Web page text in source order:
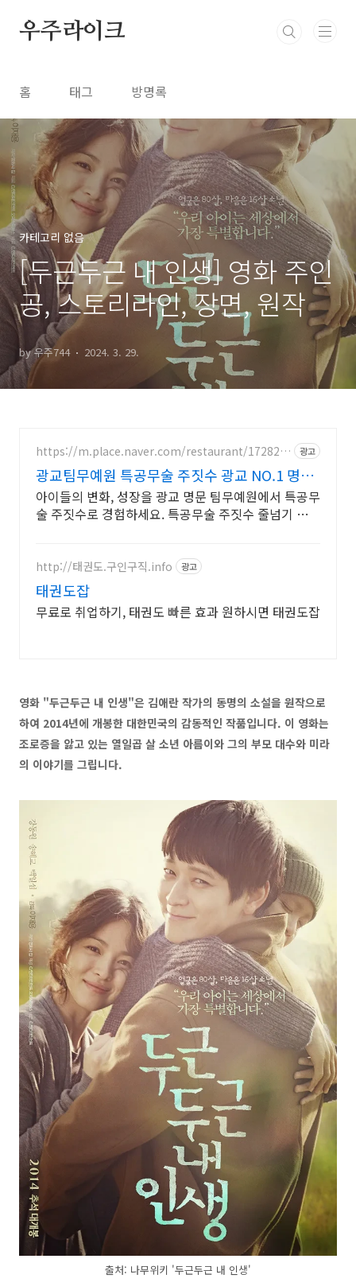
우주라이크
홈 태그 방명록
카테고리 없음
[두근두근 내 인생] 영화 주인
공, 스토리라인, 장면, 원작
by 우주744 2024. 3. 29.
https://m.place.naver.com/restaurant/172825
광고
광교팀무예원 특공무술 주짓수 광교 NO.1 명문
인기도장
아이들의 변화, 성장을 광교 명문 팀무예원에서 특공무
술 주짓수로 경험하세요. 특공무술 주짓수 줄넘기 전문
http://태권도.구인구직.info 광고
태권도잡
무료로 취업하기, 태권도 빠른 효과 원하시면 태권도잡
영화 "두근두근 내 인생"은 김애란 작가의 동명의 소설을 원작으로
하여 2014년에 개봉한 대한민국의 감동적인 작품입니다. 이 영화는
조로증을 앓고 있는 열일곱 살 소년 아름이와 그의 부모 대수와 미라
의 이야기를 그립니다.
출처: 나무위키 '두근두근 내 인생'